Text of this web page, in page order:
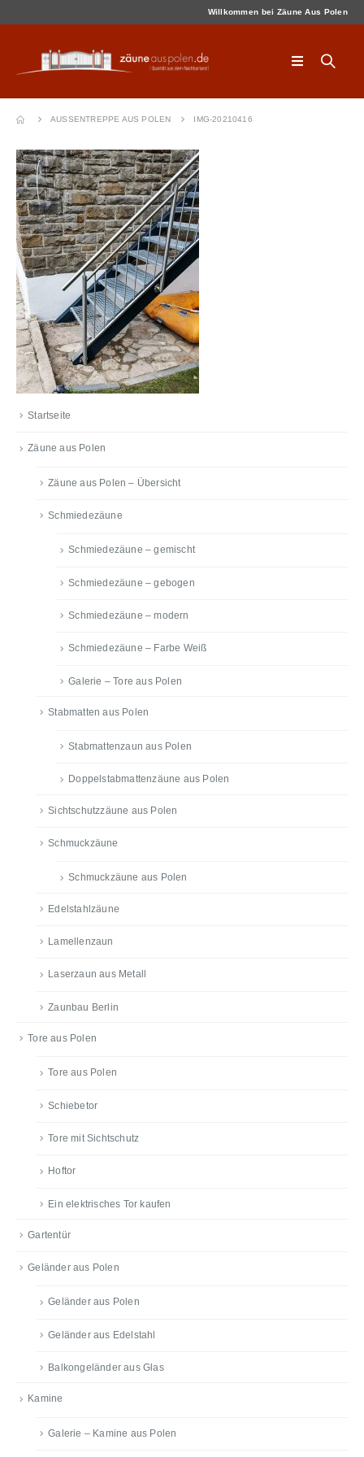
Willkommen bei Zäune Aus Polen
AUSSENTREPPE AUS POLEN IMG-20210416
Startseite
Zäune aus Polen
Zäune aus Polen – Übersicht
Schmiedezäune
Schmiedezäune – gemischt
Schmiedezäune – gebogen
Schmiedezäune – modern
Schmiedezäune – Farbe Weiß
Galerie – Tore aus Polen
Stabmatten aus Polen
Stabmattenzaun aus Polen
Doppelstabmattenzäune aus Polen
Sichtschutzzäune aus Polen
Schmuckzäune
Schmuckzäune aus Polen
Edelstahlzäune
Lamellenzaun
Laserzaun aus Metall
Zaunbau Berlin
Tore aus Polen
Tore aus Polen
Schiebetor
Tore mit Sichtschutz
Hoftor
Ein elektrisches Tor kaufen
Gartentür
Geländer aus Polen
Geländer aus Polen
Geländer aus Edelstahl
Balkongeländer aus Glas
Kamine
Galerie – Kamine aus Polen